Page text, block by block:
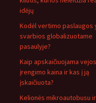
idėjų
Kodėl vertimo paslaugos
svarbios globalizuotame
pasaulyje?
Kaip apskaičiuojama vejos
įrengimo kaina ir kas į ją
įskaičiuota?
Kelionės mikroautobusu ir